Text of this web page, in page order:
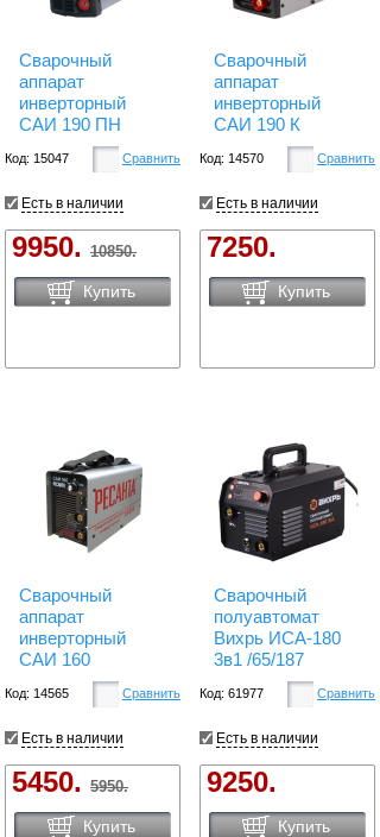
Сварочный
аппарат
инверторный
САИ 190 ПН
Код: 15047 Сравнить
Есть в наличии
9950. 10850.
Купить
Сварочный
аппарат
инверторный
САИ 190 К
Код: 14570 Сравнить
Есть в наличии
7250.
Купить
Сварочный
аппарат
инверторный
САИ 160
Код: 14565 Сравнить
Есть в наличии
5450. 5950.
Купить
Сварочный
полуавтомат
Вихрь ИСА-180
3в1 /65/187
Код: 61977 Сравнить
Есть в наличии
9250.
Купить